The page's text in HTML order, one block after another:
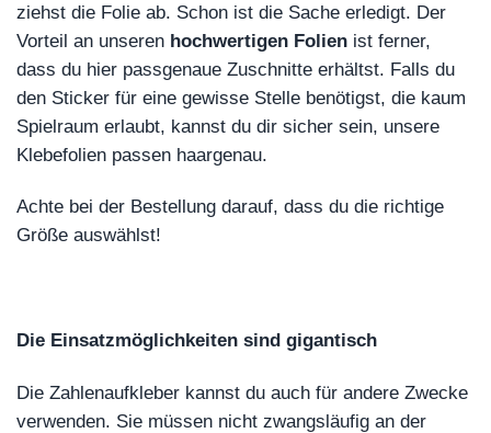
ziehst die Folie ab. Schon ist die Sache erledigt. Der
Vorteil an unseren hochwertigen Folien ist ferner,
dass du hier passgenaue Zuschnitte erhältst. Falls du
den Sticker für eine gewisse Stelle benötigst, die kaum
Spielraum erlaubt, kannst du dir sicher sein, unsere
Klebefolien passen haargenau.
Achte bei der Bestellung darauf, dass du die richtige
Größe auswählst!
Die Einsatzmöglichkeiten sind gigantisch
Die Zahlenaufkleber kannst du auch für andere Zwecke
verwenden. Sie müssen nicht zwangsläufig an der